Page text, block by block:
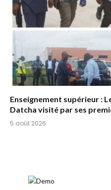
Enseignement supérieur :
Datcha visité par ses
5 août 2026